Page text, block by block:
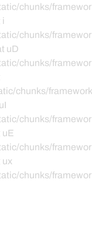
chunks/
chunks/
uD
chunks/
chunks/
chunks/
uE
chunks/
ux
chunks/